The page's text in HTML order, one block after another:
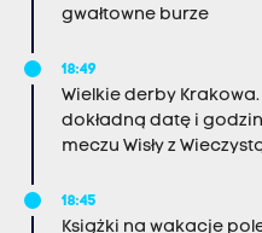
gwałtowne burze
18:49
Wielkie derby
dokładną datę i
meczu Wisły z
18:45
Książki na wakacje